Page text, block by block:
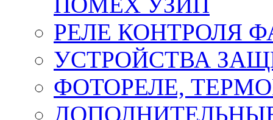
РЕЛЕ КОНТРОЛЯ
УСТРОЙСТВА
ФОТОРЕЛЕ,